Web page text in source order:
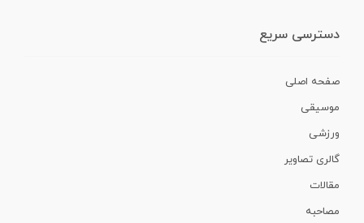
دسترسی سریع
صفحه اصلی
موسیقی
ورزشی
گالری تصاویر
مقالات
مصاحبه